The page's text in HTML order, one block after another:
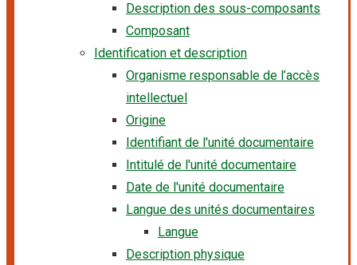
Description des sous-composants
Composant
Identification et description
Organisme responsable de l’accès
intellectuel
Origine
Identifiant de l'unité documentaire
Intitulé de l'unité documentaire
Date de l'unité documentaire
Langue des unités documentaires
Langue
Description physique